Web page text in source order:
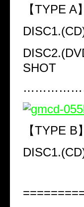
【TYPE A】
SHOT
【TYPE B】